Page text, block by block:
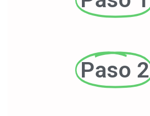
Paso 2